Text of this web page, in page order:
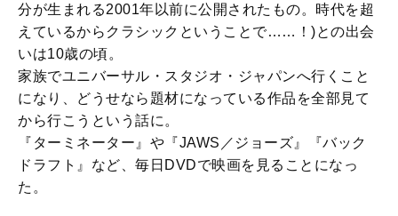
分が生まれる2001年以前に公開されたもの。時代を超
えているからクラシックということで……！)との出会
いは10歳の頃。
家族でユニバーサル・スタジオ・ジャパンへ行くこと
になり、どうせなら題材になっている作品を全部見て
から行こうという話に。
『ターミネーター』や『JAWS／ジョーズ』『バック
ドラフト』など、毎日DVDで映画を見ることになっ
た。